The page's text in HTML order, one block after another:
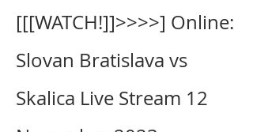
[[[WATCH!]]>>>>] Online:
Slovan Bratislava vs
Skalica Live Stream 12